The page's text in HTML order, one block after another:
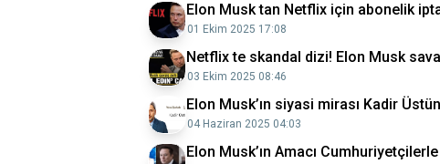
Elon Musk tan Netflix için abonelik
01 Ekim 2025 17:08
Netflix te skandal dizi! Elon Musk
03 Ekim 2025 08:46
Elon Musk’ın siyasi mirası Kadir Üstün
04 Haziran 2025 04:03
Elon Musk’ın Amacı